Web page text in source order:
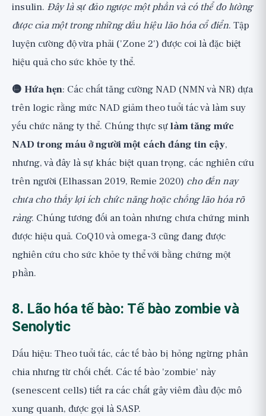
insulin. Đây là sự đảo ngược một phần và có thể đo lường
được của một trong những dấu hiệu lão hóa cổ điển. Tập
luyện cường độ vừa phải ('Zone 2') được coi là đặc biệt
hiệu quả cho sức khỏe ty thể.
🟡 Hứa hẹn: Các chất tăng cường NAD (NMN và NR) dựa
trên logic rằng mức NAD giảm theo tuổi tác và làm suy
yếu chức năng ty thể. Chúng thực sựlàm tăng mức
NAD trong máu ở người một cách đáng tin cậy,
nhưng, và đây là sự khác biệt quan trọng, các nghiên cứu
trên người (Elhassan 2019, Remie 2020) cho đến nay
chưa cho thấy lợi ích chức năng hoặc chống lão hóa rõ
ràng. Chúng tương đối an toàn nhưng chưa chứng minh
được hiệu quả. CoQ10 và omega-3 cũng đang được
nghiên cứu cho sức khỏe ty thể với bằng chứng một
phần.
8. Lão hóa tế bào: Tế bào zombie và
Senolytic
Dấu hiệu: Theo tuổi tác, các tế bào bị hỏng ngừng phân
chia nhưng từ chối chết. Các tế bào 'zombie' này
(senescent cells) tiết ra các chất gây viêm đầu độc mô
xung quanh, được gọi là SASP.